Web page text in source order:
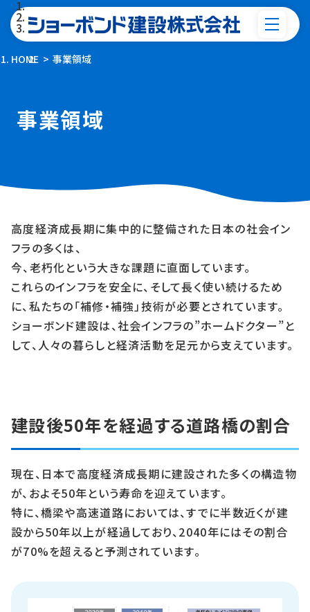
HOME 事業領域
事業領域
高度経済成長期に集中的に整備された日本の社会イン
フラの多くは、
今、老朽化という大きな課題に直面しています。
これらのインフラを安全に、そして長く使い続けるため
に、私たちの「補修・補強」技術が必要とされています。
ショーボンド建設は、社会インフラの”ホームドクター”と
して、人々の暮らしと経済活動を足元から支えています。
建設後50年を経過する道路橋の割合
現在、日本で高度経済成長期に建設された多くの構造物
が、およそ50年という寿命を迎えています。
特に、橋梁や高速道路においては、すでに半数近くが建
設から50年以上が経過しており、2040年にはその割合
が70%を超えると予測されています。